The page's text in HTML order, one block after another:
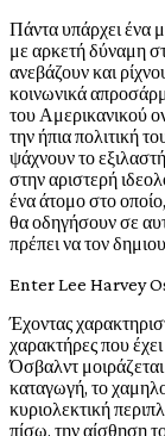
Πάντα υπάρχει ένα
με αρκετή δύναμη
ανεβάζουν και
κοινωνικά
του Αμερικανικού
την ήπια πολιτική
ψάχνουν το
στην αριστερή
ένα άτομο στο
θα οδηγήσουν σε
πρέπει να τον
Enter Lee Harvey
Έχοντας
χαρακτήρες που
Όσβαλντ μοιράζεται
καταγωγή, το
κυριολεκτική
πίσω, την αίσθηση